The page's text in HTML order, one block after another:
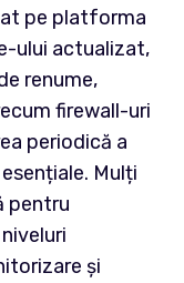
pe platforma
ului actualizat,
renume,
firewall-uri
periodică a
Mulți
pentru
și